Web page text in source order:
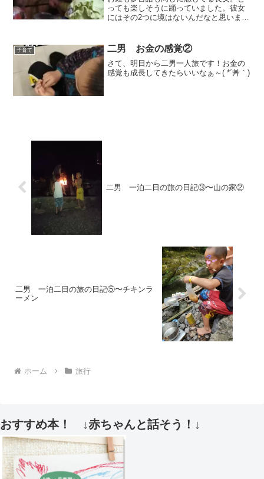
っても楽しそうに踊っていました。彼女
にはその2つに境はないんだなと思いまし
子育て 二男 お金の感覚②
さて、明日から二男一人旅です！お金の
感覚も成長してきたらいいなぁ～( *´艸｀)
二男 一泊二日の旅の日記③〜山の家②
二男 一泊二日の旅の日記⑤〜チキンラ
ーメン
ホーム 旅行
おすすめ本！ ↓赤ちゃんと話そう！↓